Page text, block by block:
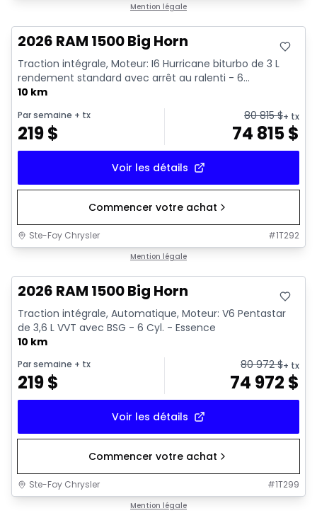
Mention légale
2026 RAM 1500 Big Horn
Traction intégrale, Moteur: I6 Hurricane biturbo de 3 L
rendement standard avec arrêt au ralenti - 6...
10 km
Par semaine + tx
219$
80 815$+ tx
74 815$
Voir les détails
Commencer votre achat
Ste-Foy Chrysler #1T292
Mention légale
2026 RAM 1500 Big Horn
Traction intégrale, Automatique, Moteur: V6 Pentastar
de 3,6 L VVT avec BSG - 6 Cyl. - Essence
10 km
Par semaine + tx
219$
80 972$+ tx
74 972 $
Voir les détails
Commencer votre achat
Ste-Foy Chrysler #1T299
Mention légale